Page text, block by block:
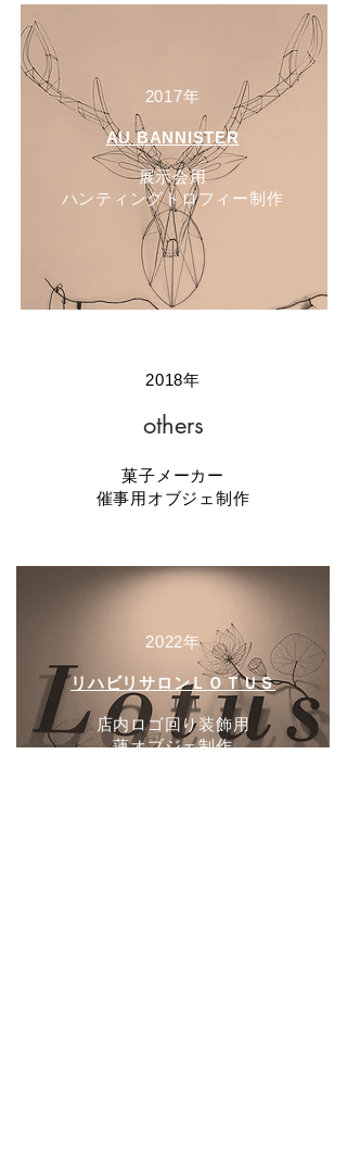
2017年
AU BANNISTER
展示会用
​ハンティングトロフィー制作
2018年
others
菓子メーカー
催事用オブジェ制作
2022年
リハビリサロンＬＯＴＵＳ
店内ロゴ回り装飾用
​蓮オブジェ制作